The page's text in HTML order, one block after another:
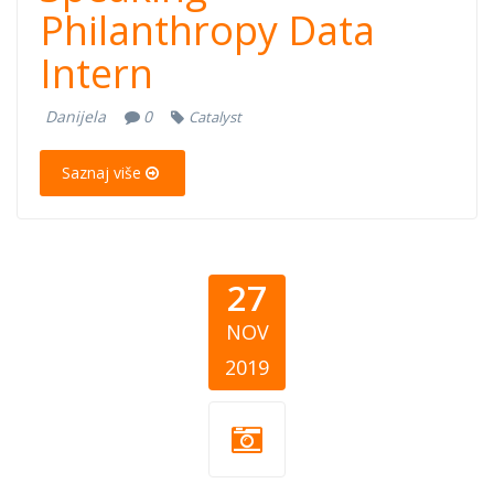
Philanthropy Data
Intern
Danijela 0 Catalyst
Saznaj više
27
NOV
2019